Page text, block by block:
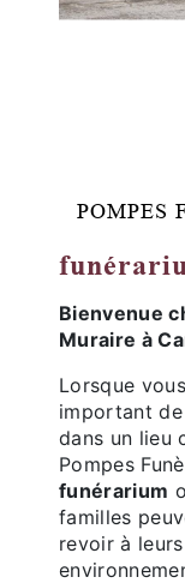
POMPES
Bienvenue
Muraire à
Lorsque
important
dans un lieu
Pompes
funérarium
familles
revoir à